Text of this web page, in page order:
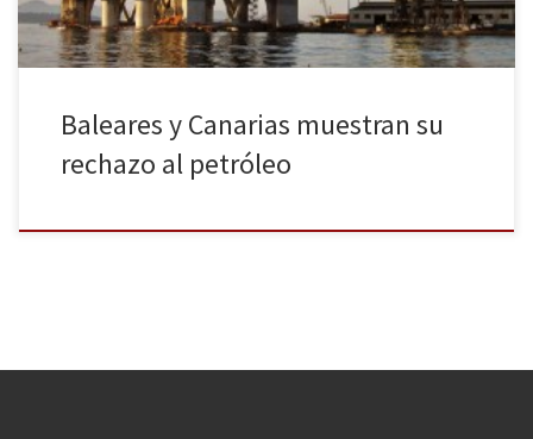
Baleares y Canarias muestran su
rechazo al petróleo